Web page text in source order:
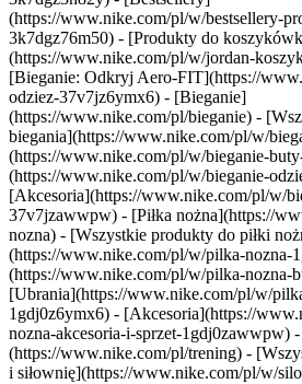
(https://www.nike.com/pl/w/bestsellery-
3k7dgz76m50) - [Produkty do
(https://www.nike.com/pl/w/jordan-
[Bieganie: Odkryj Aero-FIT](https://
odziez-37v7jz6ymx6) - [Bieganie]
(https://www.nike.com/pl/bieganie) -
biegania](https://www.nike.com/pl/w/
(https://www.nike.com/pl/w/bieganie-
(https://www.nike.com/pl/w/bieganie-
[Akcesoria](https://www.nike.com/pl/w/
37v7jzawwpw) - [Piłka nożna](https://
nozna) - [Wszystkie produkty do piłki
(https://www.nike.com/pl/w/pilka-nozna-
(https://www.nike.com/pl/w/pilka-nozna-
[Ubrania](https://www.nike.com/pl/w/
1gdj0z6ymx6) - [Akcesoria](https://
nozna-akcesoria-i-sprzet-1gdj0zawwpw)
(https://www.nike.com/pl/trening) -
i siłownię](https://www.nike.com/pl/w/